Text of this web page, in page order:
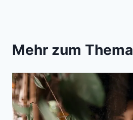
Mehr zum Thema